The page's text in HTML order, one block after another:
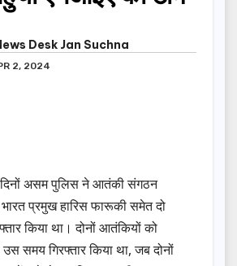
Desk Jan Suchna
2, 2024
असम पुलिस ने आतंकी संगठन
प्रमुख हारिस फारूकी समेत दो
किया था। दोनों आतंकियों को
उस समय गिरफ्तार किया था, जब दोनों